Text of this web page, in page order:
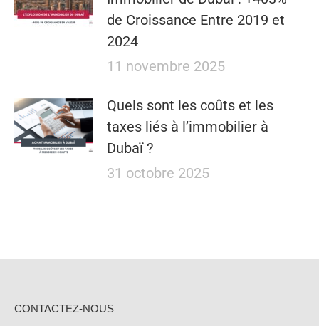
de Croissance Entre 2019 et
2024
11 novembre 2025
Quels sont les coûts et les
taxes liés à l’immobilier à
Dubaï ?
31 octobre 2025
CONTACTEZ-NOUS